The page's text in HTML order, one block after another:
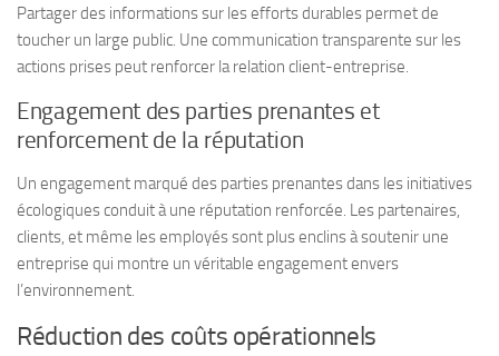
Partager des informations sur les efforts durables permet de
toucher un large public. Une communication transparente sur les
actions prises peut renforcer la relation client-entreprise.
Engagement des parties prenantes et
renforcement de la réputation
Un engagement marqué des parties prenantes dans les initiatives
écologiques conduit à une réputation renforcée. Les partenaires,
clients, et même les employés sont plus enclins à soutenir une
entreprise qui montre un véritable engagement envers
l’environnement.
Réduction des coûts opérationnels